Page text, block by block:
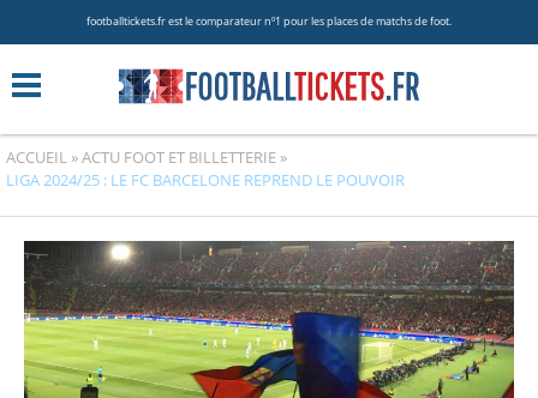
footballtickets.fr est le comparateur nº1 pour les places de matchs de foot.
ACCUEIL »ACTU FOOT ET BILLETTERIE »
LIGA 2024/25 : LE FC BARCELONE REPREND LE POUVOIR